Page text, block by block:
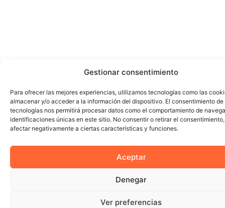
Gestionar consentimiento
Para ofrecer las mejores experiencias, utilizamos tecnologías como las
almacenar y/o acceder a la información del dispositivo. El consentimiento de
tecnologías nos permitirá procesar datos como el comportamiento de
identificaciones únicas en este sitio. No consentir o retirar el
afectar negativamente a ciertas características y funciones.
Aceptar
Denegar
Ver preferencias